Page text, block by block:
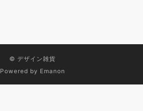
© デザイン雑貨
Powered by Emanon